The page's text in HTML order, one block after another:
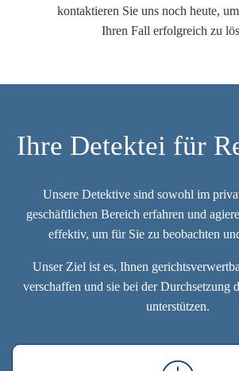
kontaktieren Sie uns noch heute,
Ihren Fall erfolgreich zu
Ihre Detektei für
Unsere Detektive sind sowohl im
geschäftlichen Bereich erfahren und
effektiv, um für Sie zu beobachten
Unser Ziel ist es, Ihnen
verschaffen und sie bei der Durchsetzung
unterstützen.